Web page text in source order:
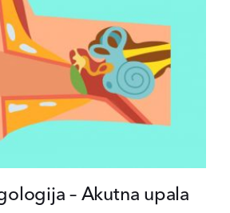
– Akutna upala